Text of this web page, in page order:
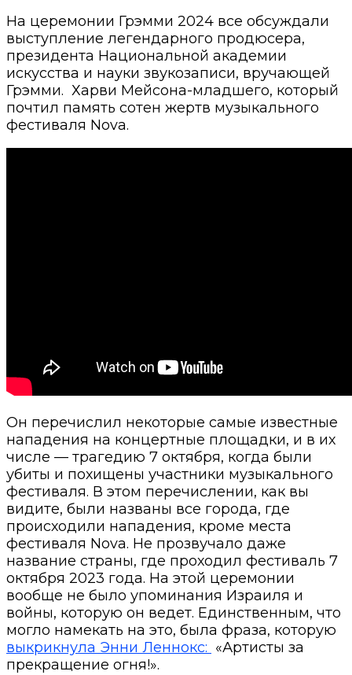
На церемонии Грэмми 2024 все обсуждали
выступление легендарного продюсера,
президента Национальной академии
искусства и науки звукозаписи, вручающей
Грэмми. Харви Мейсона-младшего, который
почтил память сотен жертв музыкального
фестиваля Nova.
Он перечислил некоторые самые известные
нападения на концертные площадки, и в их
числе — трагедию 7 октября, когда были
убиты и похищены участники музыкального
фестиваля. В этом перечислении, как вы
видите, были названы все города, где
происходили нападения, кроме места
фестиваля Nova. Не прозвучало даже
название страны, где проходил фестиваль 7
октября 2023 года. На этой церемонии
вообще не было упоминания Израиля и
войны, которую он ведет. Единственным, что
могло намекать на это, была фраза, которую
выкрикнула Энни Леннокс: «Артисты за
прекращение огня!».